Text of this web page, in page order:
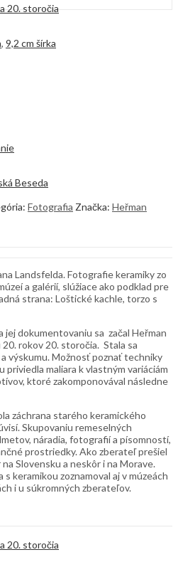
20. storočia
, 9,2 cm šírka
Beseda
Fotografia Značka: Heřman
Landsfelda. Fotografie keramiky zo
a galérií, slúžiace ako podklad pre
strana: Loštické kachle, torzo s
jej dokumentovaniu sa začal Heřman
rokov 20. storočia. Stala sa
výskumu. Možnosť poznať techniky
maliara k vlastným variáciám
ktoré zakomponovával následne
záchrana starého keramického
Skupovaniu remeselných
náradia, fotografií a písomností,
prostriedky. Ako zberateľ prešiel
Slovensku a neskôr i na Morave.
keramikou zoznamoval aj v múzeách
i u súkromných zberateľov.
20. storočia